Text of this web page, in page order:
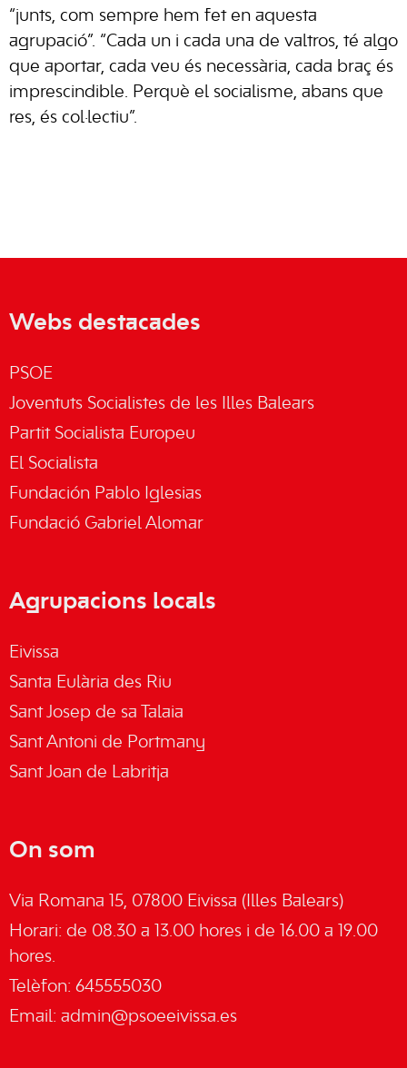
“junts, com sempre hem fet en aquesta
agrupació”. “Cada un i cada una de valtros, té algo
que aportar, cada veu és necessària, cada braç és
imprescindible. Perquè el socialisme, abans que
res, és col·lectiu”.
Webs destacades
PSOE
Joventuts Socialistes de les Illes Balears
Partit Socialista Europeu
El Socialista
Fundación Pablo Iglesias
Fundació Gabriel Alomar
Agrupacions locals
Eivissa
Santa Eulària des Riu
Sant Josep de sa Talaia
Sant Antoni de Portmany
Sant Joan de Labritja
On som
Via Romana 15, 07800 Eivissa (Illes Balears)
Horari: de 08.30 a 13.00 hores i de 16.00 a 19.00
hores.
Telèfon: 645555030
Email: admin@psoeeivissa.es